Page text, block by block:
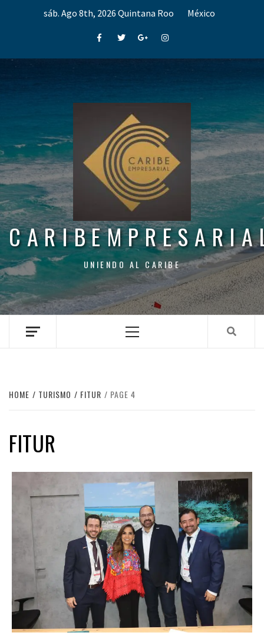
sáb. Ago 8th, 2026 Quintana Roo México
FacebookTwitterGoogle+Instagram
UNIENDO AL CARIBE
Menu
HOME TURISMO FITUR PAGE 4
FITUR